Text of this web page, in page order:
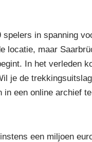
in spanning
locatie, maar
In het verleden
je de
een online archief
een miljoen